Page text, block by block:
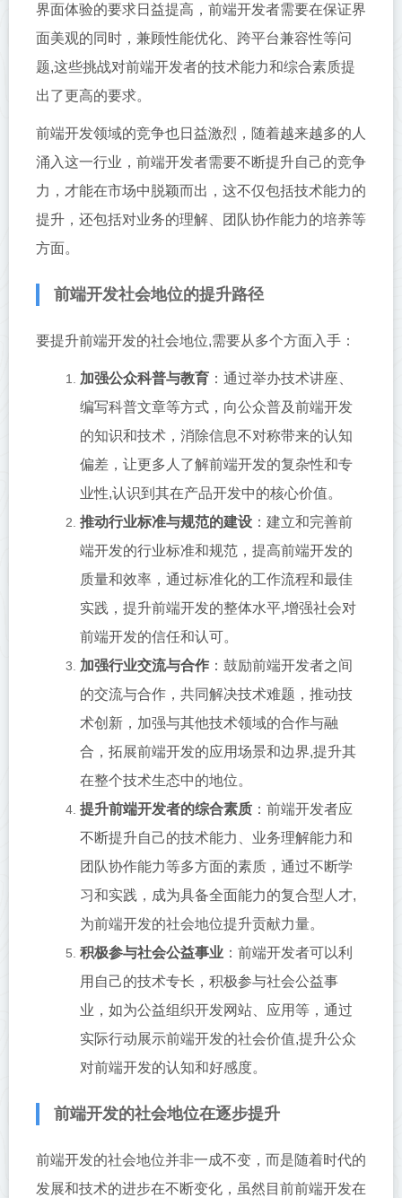
界面体验的要求日益提高，前端开发者需要在保证界
面美观的同时，兼顾性能优化、跨平台兼容性等问
题,这些挑战对前端开发者的技术能力和综合素质提
出了更高的要求。
前端开发领域的竞争也日益激烈，随着越来越多的人
涌入这一行业，前端开发者需要不断提升自己的竞争
力，才能在市场中脱颖而出，这不仅包括技术能力的
提升，还包括对业务的理解、团队协作能力的培养等
方面。
前端开发社会地位的提升路径
要提升前端开发的社会地位,需要从多个方面入手：
加强公众科普与教育 ：通过举办技术讲座、
编写科普文章等方式，向公众普及前端开发
的知识和技术，消除信息不对称带来的认知
偏差，让更多人了解前端开发的复杂性和专
业性,认识到其在产品开发中的核心价值。
推动行业标准与规范的建设 ：建立和完善前
端开发的行业标准和规范，提高前端开发的
质量和效率，通过标准化的工作流程和最佳
实践，提升前端开发的整体水平,增强社会对
前端开发的信任和认可。
加强行业交流与合作 ：鼓励前端开发者之间
的交流与合作，共同解决技术难题，推动技
术创新，加强与其他技术领域的合作与融
合，拓展前端开发的应用场景和边界,提升其
在整个技术生态中的地位。
提升前端开发者的综合素质 ：前端开发者应
不断提升自己的技术能力、业务理解能力和
团队协作能力等多方面的素质，通过不断学
习和实践，成为具备全面能力的复合型人才,
为前端开发的社会地位提升贡献力量。
积极参与社会公益事业 ：前端开发者可以利
用自己的技术专长，积极参与社会公益事
业，如为公益组织开发网站、应用等，通过
实际行动展示前端开发的社会价值,提升公众
对前端开发的认知和好感度。
前端开发的社会地位在逐步提升
前端开发的社会地位并非一成不变，而是随着时代的
发展和技术的进步在不断变化，虽然目前前端开发在